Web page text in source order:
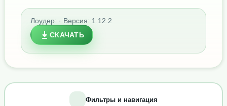
Лоудер: · Версия: 1.12.2
СКАЧАТЬ
Фильтры и навигация